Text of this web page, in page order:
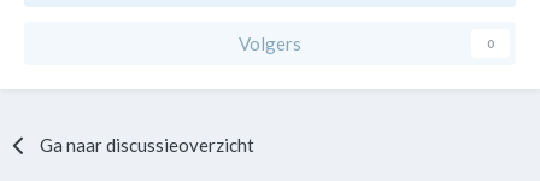
Volgers 0
Ga naar discussieoverzicht